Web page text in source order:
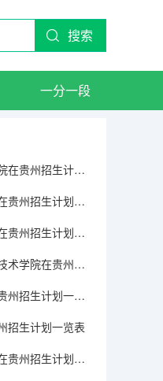
搜索
一分一段
2025日喀则职业技术学院在贵州招生计划一览表
2025重庆安防职业学院在贵州招生计划一览表
2025鹰潭卫生职业学院在贵州招生计划一览表
2025广西智能制造职业技术学院在贵州招生计划一览表
2025安徽第二医学院在贵州招生计划一览表
招生计划一览表
2025三亚护理职业学院在贵州招生计划一览表